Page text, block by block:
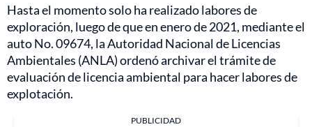
Hasta el momento solo ha realizado labores de
exploración, luego de que en enero de 2021, mediante el
auto No. 09674, la Autoridad Nacional de Licencias
Ambientales (ANLA) ordenó archivar el trámite de
evaluación de licencia ambiental para hacer labores de
explotación.
PUBLICIDAD